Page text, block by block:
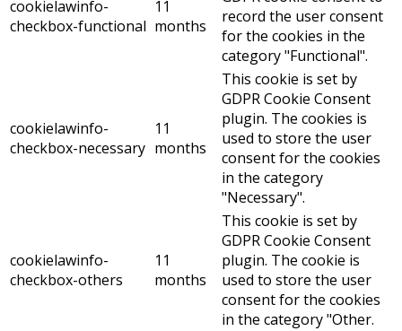
cookielawinfo-
checkbox-functional
11
months
record the user consent
for the cookies in the
category "Functional".
cookielawinfo-
checkbox-necessary
11
months
This cookie is set by
GDPR Cookie Consent
plugin. The cookies is
used to store the user
consent for the cookies
in the category
"Necessary".
cookielawinfo-
checkbox-others
11
months
This cookie is set by
GDPR Cookie Consent
plugin. The cookie is
used to store the user
consent for the cookies
in the category "Other.